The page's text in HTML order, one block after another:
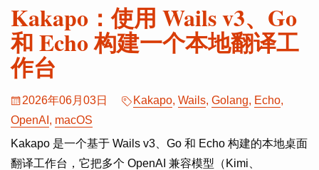
Kakapo：使用 Wails v3、Go
和 Echo 构建一个本地翻译工
作台
2026年06月03日 Kakapo, Wails, Golang, Echo,
OpenAI , macOS
Kakapo 是一个基于 Wails v3、Go 和 Echo 构建的本地桌面
翻译工作台，它把多个 OpenAI 兼容模型（Kimi、